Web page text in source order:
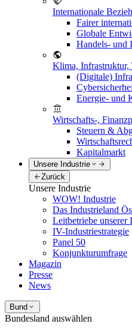
Internationale
Fairer
Globale
Handels- und
Klima, Infrastruktur,
(Digitale)
Energie- und
Wirtschafts-,
Steuern &
Kapitalmarkt
Unsere Industrie
Zurück
Unsere Industrie
WOW! Industrie
Das Industrieland
Leitbetriebe unserer
IV-Industriestrategie
Panel 50
Konjunkturumfrage
Magazin
Presse
News
Bund
Bundesland auswählen